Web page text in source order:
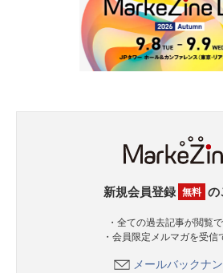
新規会員登録 無料 の
・全ての過去記事が閲覧
・会員限定メルマガを受信
メールバックナ